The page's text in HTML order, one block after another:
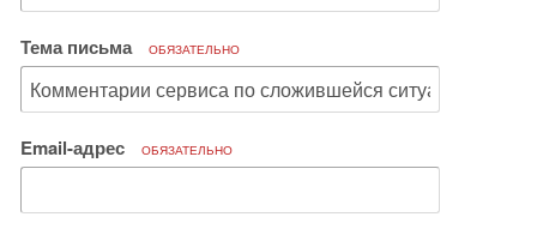
Тема письма ОБЯЗАТЕЛЬНО
Email-адрес ОБЯЗАТЕЛЬНО